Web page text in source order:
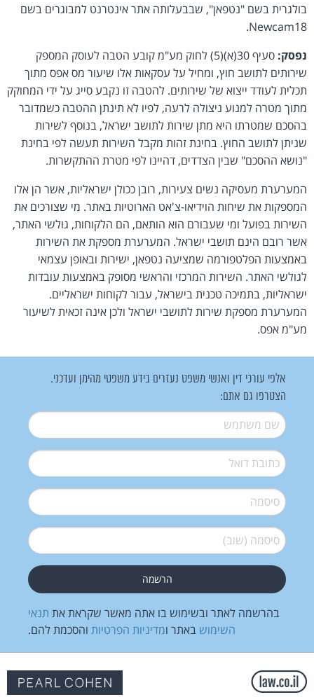
בולגרית בשם "נטפאן", שבבעלותה אתר אינטרנט למבוגרים בשם
Newcam18.
נפסק:
סעיף 30(א)(5) לחוק מע"מ קובע הטבה לעוסק המספק
שירותים לתושב חוץ, ומחיל על עסקאות אלו שיעור מס אפס מתוך
תכלית לעודד ייצוא של שירותים. להטבה זו נקבע סייג על ידי המחוקק
מתוך מטרה למנוע ניצולה לרעה, לפיו לא תינתן ההטבה כשמדובר
בהסכם שמטרתו היא מתן שירות לתושב ישראל, בנוסף לשירות
שניתן לתושב החוץ. בחינת זהות מקבל השירות תעשה לפי בחינת
"נושא ההסכם" שבין הצדדים, דהיינו לפי מטרת ההתקשרות.
המערערת מעסיקה נשים צעירות, רובן ככולן ישראליות, אשר הן אלו
המספקות את שיחות הוידיאו-צ'אט הארוטיות באתר. מי שצורכים את
השירות בפועל ומי שעבורם הוא הותאם, הם הלקוחות, גולשי האתר,
אשר רובם הינם תושבי ישראל. המערערת מספקת את השירות
באמצעות הפלטפורמה שמציעה נטפאן, ישירות ובאופן עצמאי
לגולשי האתר. השירות המרכזי והראשי מסופק באמצעות עובדות
ישראליות, בתמיכה טכנית בישראל, עבור לקוחות ישראליים.
המערערת מספקת שירות לתושבי ישראל ולכן אינה זכאית לשיעור
מע"מ אפס.
אלפי עורכי דין ואנשי משפט נעזרים בידע משפטי מהימן ועדכני.
הצטרפו גם אתם:
שם משתמש*
דואל*
סיסמה*
סיסמה (שוב)*
בהרשמה לאתר ובשימוש בו אתה מאשר שקראת את תנאי
השימוש באתר ומדיניות הפרטיות והסכמת להם.